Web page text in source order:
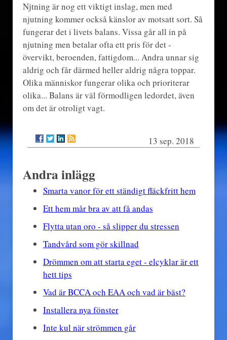
Njtning är nog ett viktigt inslag, men med
njutning kommer också känslor av motsatt sort. Så
fungerar det i livets balans. Vissa går all in på
njutning men betalar ofta ett pris för det -
övervikt, beroenden, fattigdom... Andra unnar sig
aldrig och får därmed heller aldrig några toppar.
Olika människor fungerar olika och prioriterar
olika... Balans är väl förmodligen ledordet, även
om det är otroligt vagt.
13 sep. 2018
Andra inlägg
Smarta vanor för ett ständigt fläckfritt hem
Ett hem mår bra av att få andas
Flytta utan oro - så slipper du stressen
Tandvård som gör skillnad
Drömmen om att starta eget - elcyklar är ett
hett tips
Vad är BCCA och EAA och vad är bäst?
Installera nya fönster
Inte kul när strömmen går